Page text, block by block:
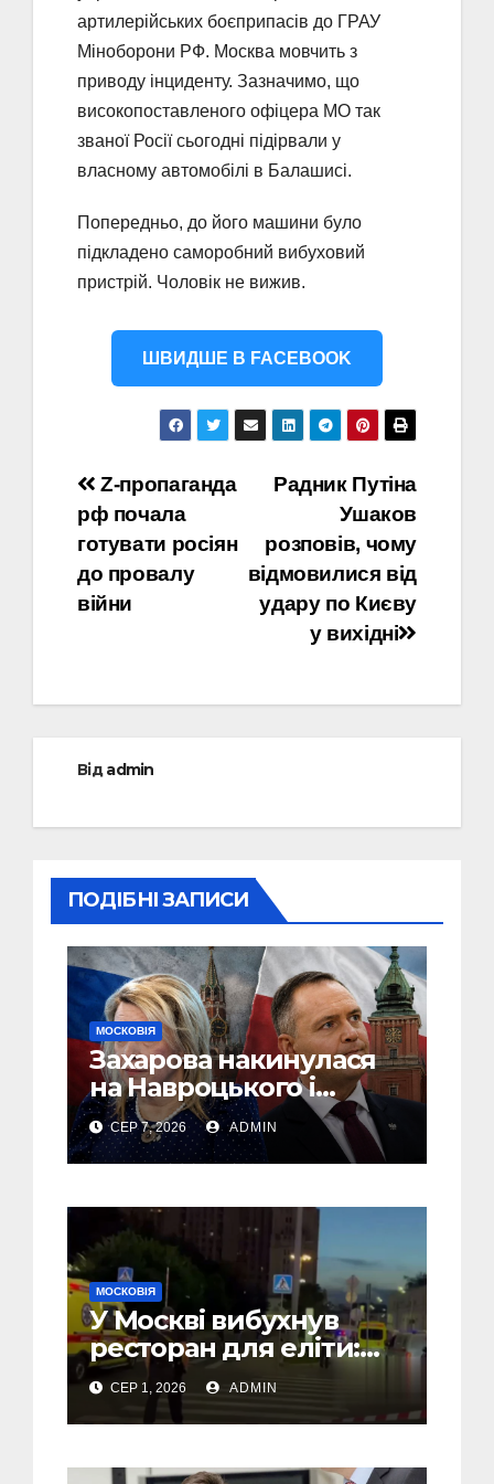
артилерійських боєприпасів до ГРАУ
Міноборони РФ. Москва мовчить з
приводу інциденту. Зазначимо, що
високопоставленого офіцера МО так
званої Росії сьогодні підірвали у
власному автомобілі в Балашисі.
Попередньо, до його машини було
підкладено саморобний вибуховий
пристрій. Чоловік не вижив.
ШВИДШЕ В FACEBOOK
Навігація
записів
Радник Путіна
Ушаков
розповів, чому
відмовилися від
удару по Києву
у вихідні
Z-пропаганда
рф почала
готувати росіян
до провалу
війни
Відadmin
ПОДІБНІ ЗАПИСИ
МОСКОВІЯ
Захарова накинулася
на Навроцького і
заявила, що Польща
зобов’язана
існуванням Сталіну
СЕР 7, 2026 ADMIN
МОСКОВІЯ
У Москві вибухнув
ресторан для еліти:
там міг бути Головком
ВКС РФ Чайко і багато
військових – ЗМІ
СЕР 1, 2026 ADMIN